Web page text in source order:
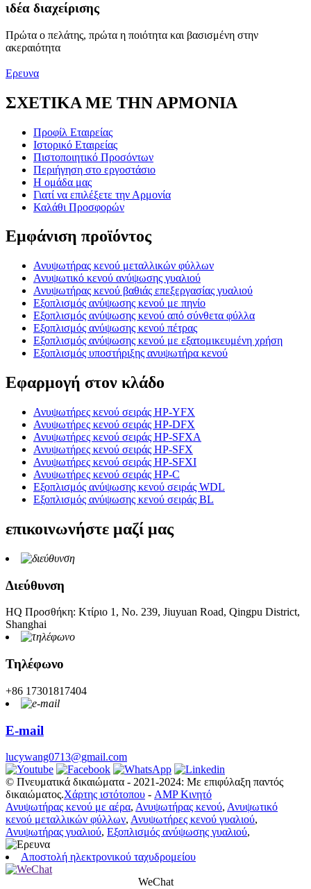
ιδέα διαχείρισης
Πρώτα ο πελάτης, πρώτα η ποιότητα και βασισμένη στην
ακεραιότητα
Ερευνα
ΣΧΕΤΙΚΑ ΜΕ ΤΗΝ ΑΡΜΟΝΙΑ
Προφίλ Εταιρείας
Ιστορικό Εταιρείας
Πιστοποιητικό Προσόντων
Περιήγηση στο εργοστάσιο
Η ομάδα μας
Γιατί να επιλέξετε την Αρμονία
Καλάθι Προσφορών
Εμφάνιση προϊόντος
Ανυψωτήρας κενού μεταλλικών φύλλων
Ανυψωτικό κενού ανύψωσης γυαλιού
Ανυψωτήρας κενού βαθιάς επεξεργασίας γυαλιού
Εξοπλισμός ανύψωσης κενού με πηνίο
Εξοπλισμός ανύψωσης κενού από σύνθετα φύλλα
Εξοπλισμός ανύψωσης κενού πέτρας
Εξοπλισμός ανύψωσης κενού με εξατομικευμένη χρήση
Εξοπλισμός υποστήριξης ανυψωτήρα κενού
Εφαρμογή στον κλάδο
Ανυψωτήρες κενού σειράς HP-YFX
Ανυψωτήρες κενού σειράς HP-DFX
Ανυψωτήρες κενού σειράς HP-SFXA
Ανυψωτήρες κενού σειράς HP-SFX
Ανυψωτήρες κενού σειράς HP-SFXI
Ανυψωτήρες κενού σειράς HP-C
Εξοπλισμός ανύψωσης κενού σειράς WDL
Εξοπλισμός ανύψωσης κενού σειράς BL
επικοινωνήστε μαζί μας
Διεύθυνση
HQ Προσθήκη: Κτίριο 1, Νο. 239, Jiuyuan Road, Qingpu District,
Shanghai
Τηλέφωνο
+86 17301817404
E-mail
lucywang0713@gmail.com
© Πνευματικά δικαιώματα - 2021-2024: Με επιφύλαξη παντός
δικαιώματος.Χάρτης ιστότοπου - AMP Κινητό
Ανυψωτήρας κενού με αέρα, Ανυψωτήρας κενού, Ανυψωτικό
κενού μεταλλικών φύλλων, Ανυψωτήρες κενού γυαλιού,
Ανυψωτήρας γυαλιού, Εξοπλισμός ανύψωσης γυαλιού,
Αποστολή ηλεκτρονικού ταχυδρομείου
WeChat